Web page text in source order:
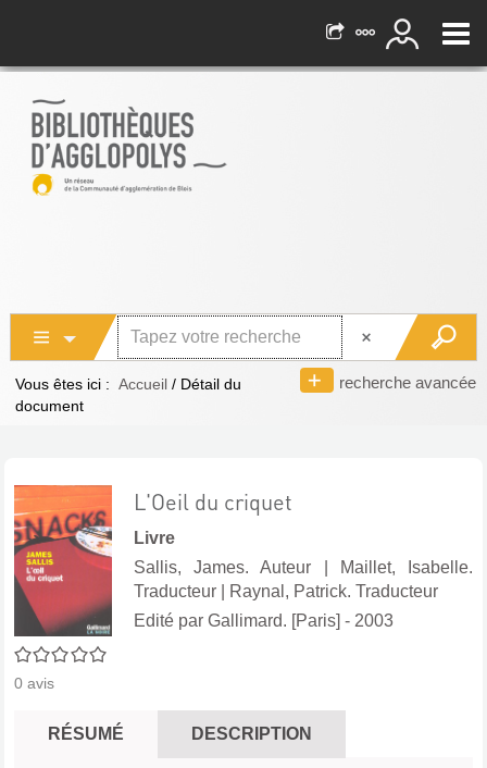
recherche avancée
Vous êtes ici : Accueil / Détail du
document
0/5
0 avis
L'Oeil du criquet
Livre
Sallis, James. Auteur
Maillet, Isabelle.
Traducteur
Raynal, Patrick. Traducteur
Edité par Gallimard. [Paris] - 2003
RÉSUMÉ DESCRIPTION